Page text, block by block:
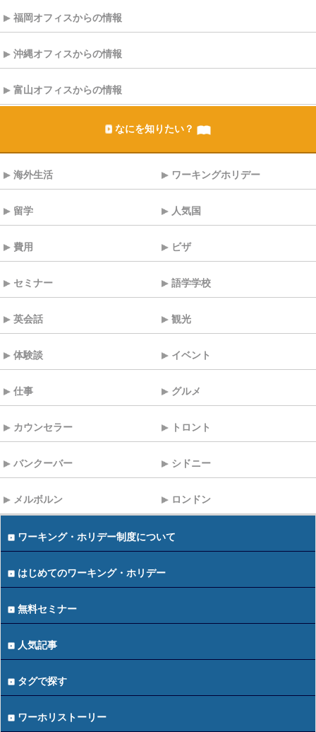
福岡オフィスからの情報
沖縄オフィスからの情報
富山オフィスからの情報
なにを知りたい？
海外生活 ワーキングホリデー
留学 人気国
費用 ビザ
セミナー 語学学校
英会話 観光
体験談 イベント
仕事 グルメ
カウンセラー トロント
バンクーバー シドニー
メルボルン ロンドン
ワーキング・ホリデー制度について
はじめてのワーキング・ホリデー
無料セミナー
人気記事
タグで探す
ワーホリストーリー